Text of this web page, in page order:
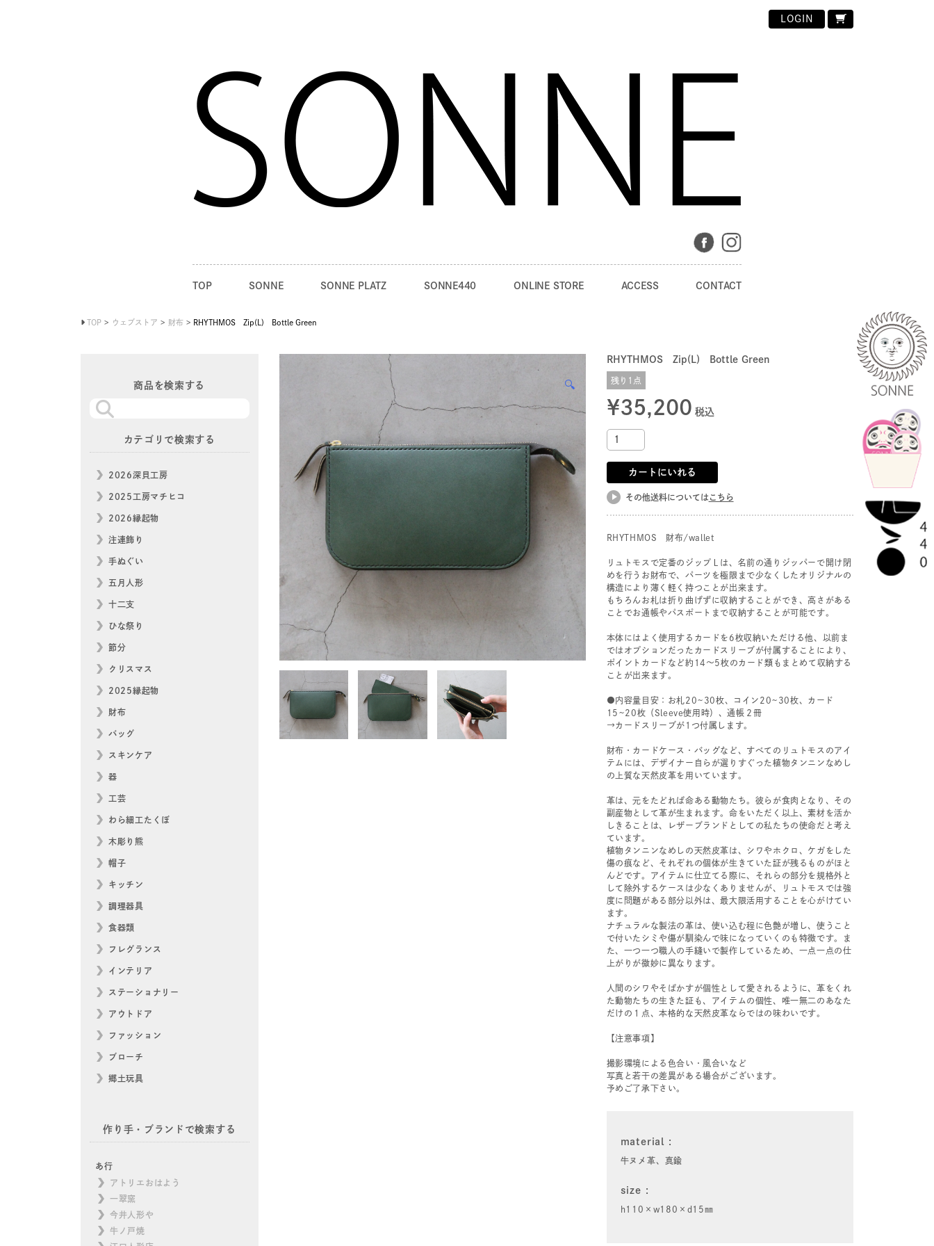
LOGIN
TOP SONNE SONNE PLATZ SONNE440 ONLINE STORE ACCESS CONTACT
TOP ウェブストア 財布 RHYTHMOS Zip(L) Bottle Green
🔍
RHYTHMOS Zip(L) Bottle Green
残り1点
¥35,200 税込
カートにいれる
その他送料については こちら
RHYTHMOS 財布/wallet
リュトモスで定番のジップＬは、名前の通りジッパーで開け閉
めを行うお財布で、パーツを極限まで少なくしたオリジナルの
構造により薄く軽く持つことが出来ます。
もちろんお札は折り曲げずに収納することができ、高さがある
ことでお通帳やパスポートまで収納することが可能です。
本体にはよく使用するカードを6枚収納いただける他、以前ま
ではオプションだったカードスリーブが付属することにより、
ポイントカードなど約14〜5枚のカード類もまとめて収納する
ことが出来ます。
●内容量目安：お札20~30枚、コイン20~30枚、カード
15~20枚（Sleeve使用時）、通帳２冊
→カードスリーブが1つ付属します。
財布・カードケース・バッグなど、すべてのリュトモスのアイ
テムには、デザイナー自らが選りすぐった植物タンニンなめし
の上質な天然皮革を用いています。
革は、元をたどれば命ある動物たち。彼らが食肉となり、その
副産物として革が生まれます。命をいただく以上、素材を活か
しきることは、レザーブランドとしての私たちの使命だと考え
ています。
植物タンニンなめしの天然皮革は、シワやホクロ、ケガをした
傷の痕など、それぞれの個体が生きていた証が残るものがほと
んどです。アイテムに仕立てる際に、それらの部分を規格外と
して除外するケースは少なくありませんが、リュトモスでは強
度に問題がある部分以外は、最大限活用することを心がけてい
ます。
ナチュラルな製法の革は、使い込む程に色艶が増し、使うこと
で付いたシミや傷が馴染んで味になっていくのも特徴です。ま
た、一つ一つ職人の手縫いで製作しているため、一点一点の仕
上がりが微妙に異なります。
人間のシワやそばかすが個性として愛されるように、革をくれ
た動物たちの生きた証も、アイテムの個性、唯一無二のあなた
だけの１点、本格的な天然皮革ならではの味わいです。
【注意事項】
撮影環境による色合い・風合いなど
写真と若干の差異がある場合がございます。
予めご了承下さい。
material
牛ヌメ革、真鍮
size
h110×w180×d15㎜
商品を検索する
カテゴリで検索する
2026深貝工房
2025工房マチヒコ
2026縁起物
注連飾り
手ぬぐい
五月人形
十二支
ひな祭り
節分
クリスマス
2025縁起物
財布
バッグ
スキンケア
器
工芸
わら細工たくぼ
木彫り熊
帽子
キッチン
調理器具
食器類
フレグランス
インテリア
ステーショナリー
アウトドア
ファッション
ブローチ
郷土玩具
作り手・ブランドで検索する
あ行
アトリエおはよう
一翠窯
今井人形や
牛ノ戸焼